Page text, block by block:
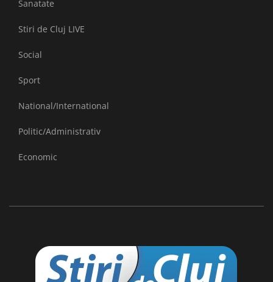
Sanatate
Stiri de Cluj LIVE
Social
Sport
National/International
Politic/Administrativ
Economic